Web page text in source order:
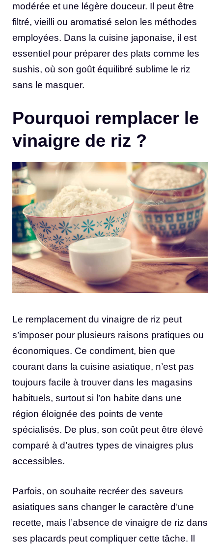
modérée et une légère douceur. Il peut être
filtré, vieilli ou aromatisé selon les méthodes
employées. Dans la cuisine japonaise, il est
essentiel pour préparer des plats comme les
sushis, où son goût équilibré sublime le riz
sans le masquer.
Pourquoi remplacer le
vinaigre de riz ?
Le remplacement du vinaigre de riz peut
s’imposer pour plusieurs raisons pratiques ou
économiques. Ce condiment, bien que
courant dans la cuisine asiatique, n’est pas
toujours facile à trouver dans les magasins
habituels, surtout si l’on habite dans une
région éloignée des points de vente
spécialisés. De plus, son coût peut être élevé
comparé à d’autres types de vinaigres plus
accessibles.
Parfois, on souhaite recréer des saveurs
asiatiques sans changer le caractère d’une
recette, mais l’absence de vinaigre de riz dans
ses placards peut compliquer cette tâche. Il